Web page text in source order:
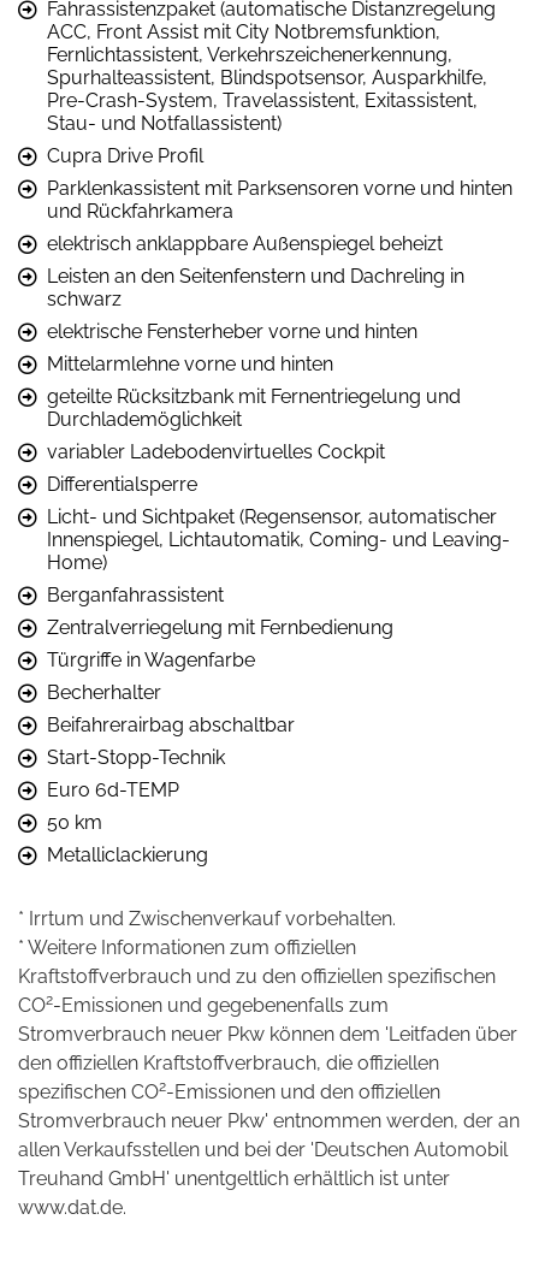
Fahrassistenzpaket (automatische Distanzregelung
ACC, Front Assist mit City Notbremsfunktion,
Fernlichtassistent, Verkehrszeichenerkennung,
Spurhalteassistent, Blindspotsensor, Ausparkhilfe,
Pre-Crash-System, Travelassistent, Exitassistent,
Stau- und Notfallassistent)
Cupra Drive Profil
Parklenkassistent mit Parksensoren vorne und hinten
und Rückfahrkamera
elektrisch anklappbare Außenspiegel beheizt
Leisten an den Seitenfenstern und Dachreling in
schwarz
elektrische Fensterheber vorne und hinten
Mittelarmlehne vorne und hinten
geteilte Rücksitzbank mit Fernentriegelung und
Durchlademöglichkeit
variabler Ladebodenvirtuelles Cockpit
Differentialsperre
Licht- und Sichtpaket (Regensensor, automatischer
Innenspiegel, Lichtautomatik, Coming- und Leaving-
Home)
Berganfahrassistent
Zentralverriegelung mit Fernbedienung
Türgriffe in Wagenfarbe
Becherhalter
Beifahrerairbag abschaltbar
Start-Stopp-Technik
Euro 6d-TEMP
50 km
Metalliclackierung
* Irrtum und Zwischenverkauf vorbehalten.
* Weitere Informationen zum offiziellen
Kraftstoffverbrauch und zu den offiziellen spezifischen
CO2-Emissionen und gegebenenfalls zum
Stromverbrauch neuer Pkw können dem 'Leitfaden über
den offiziellen Kraftstoffverbrauch, die offiziellen
spezifischen CO2-Emissionen und den offiziellen
Stromverbrauch neuer Pkw' entnommen werden, der an
allen Verkaufsstellen und bei der 'Deutschen Automobil
Treuhand GmbH' unentgeltlich erhältlich ist unter
www.dat.de.